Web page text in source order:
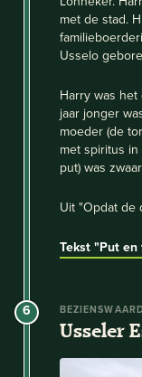
met de stad.
Usselo
Harry was
jaar jonger
moeder (de
met spiritus
put) was
Uit "Opdat de
Tekst "Put en
6
Usseler